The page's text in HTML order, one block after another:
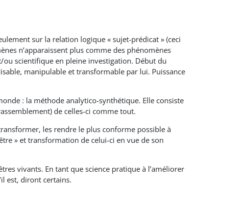
sur la relation logique « sujet-prédicat » (ceci
n’apparaissent plus comme des phénomènes
scientifique en pleine investigation. Début du
manipulable et transformable par lui. Puissance
: la méthode analytico-synthétique. Elle consiste
de celles-ci comme tout.
les rendre le plus conforme possible à
» et transformation de celui-ci en vue de son
vivants. En tant que science pratique à l’améliorer
est, diront certains.